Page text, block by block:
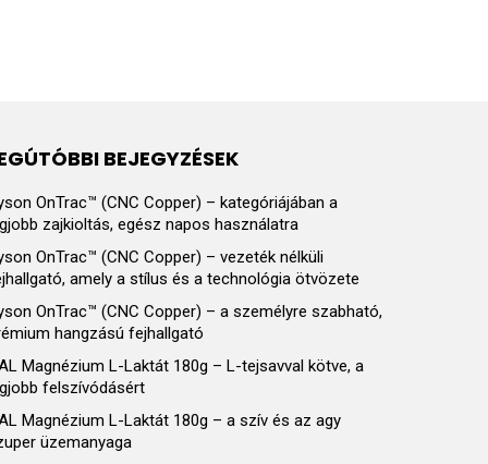
BEJEGYZÉSEK
OnTrac™ (CNC Copper) – kategóriájában a
zajkioltás, egész napos használatra
OnTrac™ (CNC Copper) – vezeték nélküli
amely a stílus és a technológia ötvözete
OnTrac™ (CNC Copper) – a személyre szabható,
hangzású fejhallgató
Magnézium L-Laktát 180g – L-tejsavval kötve, a
felszívódásért
Magnézium L-Laktát 180g – a szív és az agy
üzemanyaga